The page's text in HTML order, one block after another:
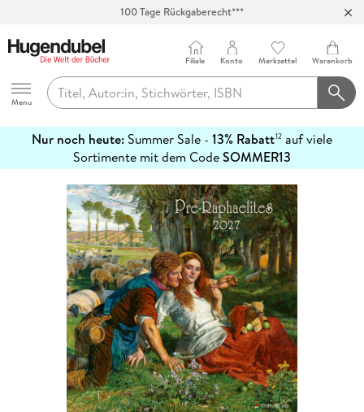
100 Tage Rückgaberecht***
Hugendubel
Menu
Filiale Konto Merkzettel Warenkorb
Nur noch heute: Summer Sale - 13% Rabatt12 auf viele
Sortimente mit dem CodeSOMMER13
erfahren